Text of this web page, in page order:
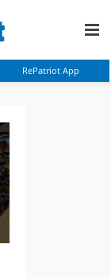
RePatriot App